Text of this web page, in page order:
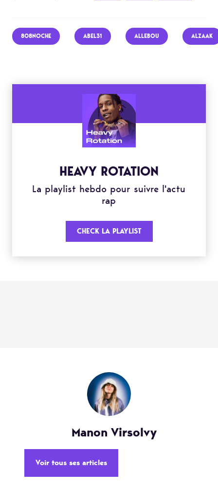
808NOCHE ABEL31 ALLEBOU ALZAAK
HEAVY ROTATION
La playlist hebdo pour suivre l'actu
rap
CHECK LA PLAYLIST
Manon Virsolvy
Voir tous ses articles